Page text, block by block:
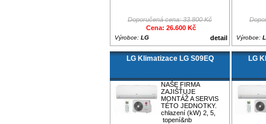
Doporučená cena: 33.800 Kč
Cena: 26.600 Kč
detail
Výrobce: LG Výrobce:
LG Klimatizace LG S09EQ
NAŠE FIRMA
ZAJIŠŤUJE
MONTÁŽ A SERVIS
TÉTO JEDNOTKY.
chlazení (kW) 2, 5,
topení&nb
LG